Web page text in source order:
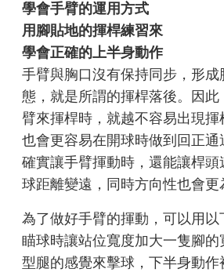
學會手臂的運用方式
用腳貼地的揮桿練習來
學會正確的上半身動作
手臂與胸口沒有保持同步，形成
態，就是所謂的揮桿落後。因
臂來揮桿時，就越不容易出現揮
也會更容易在開球時做到回正通
確實讓手臂揮動時，還能讓桿頭
球距離變遠，同時方向性也會更
為了做好手臂的揮動，可以用以
瞄球時讓站位寬度加大一隻腳的
型腿的感覺來擊球，下半身動作